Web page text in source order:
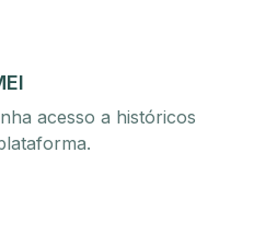
acesso a históricos